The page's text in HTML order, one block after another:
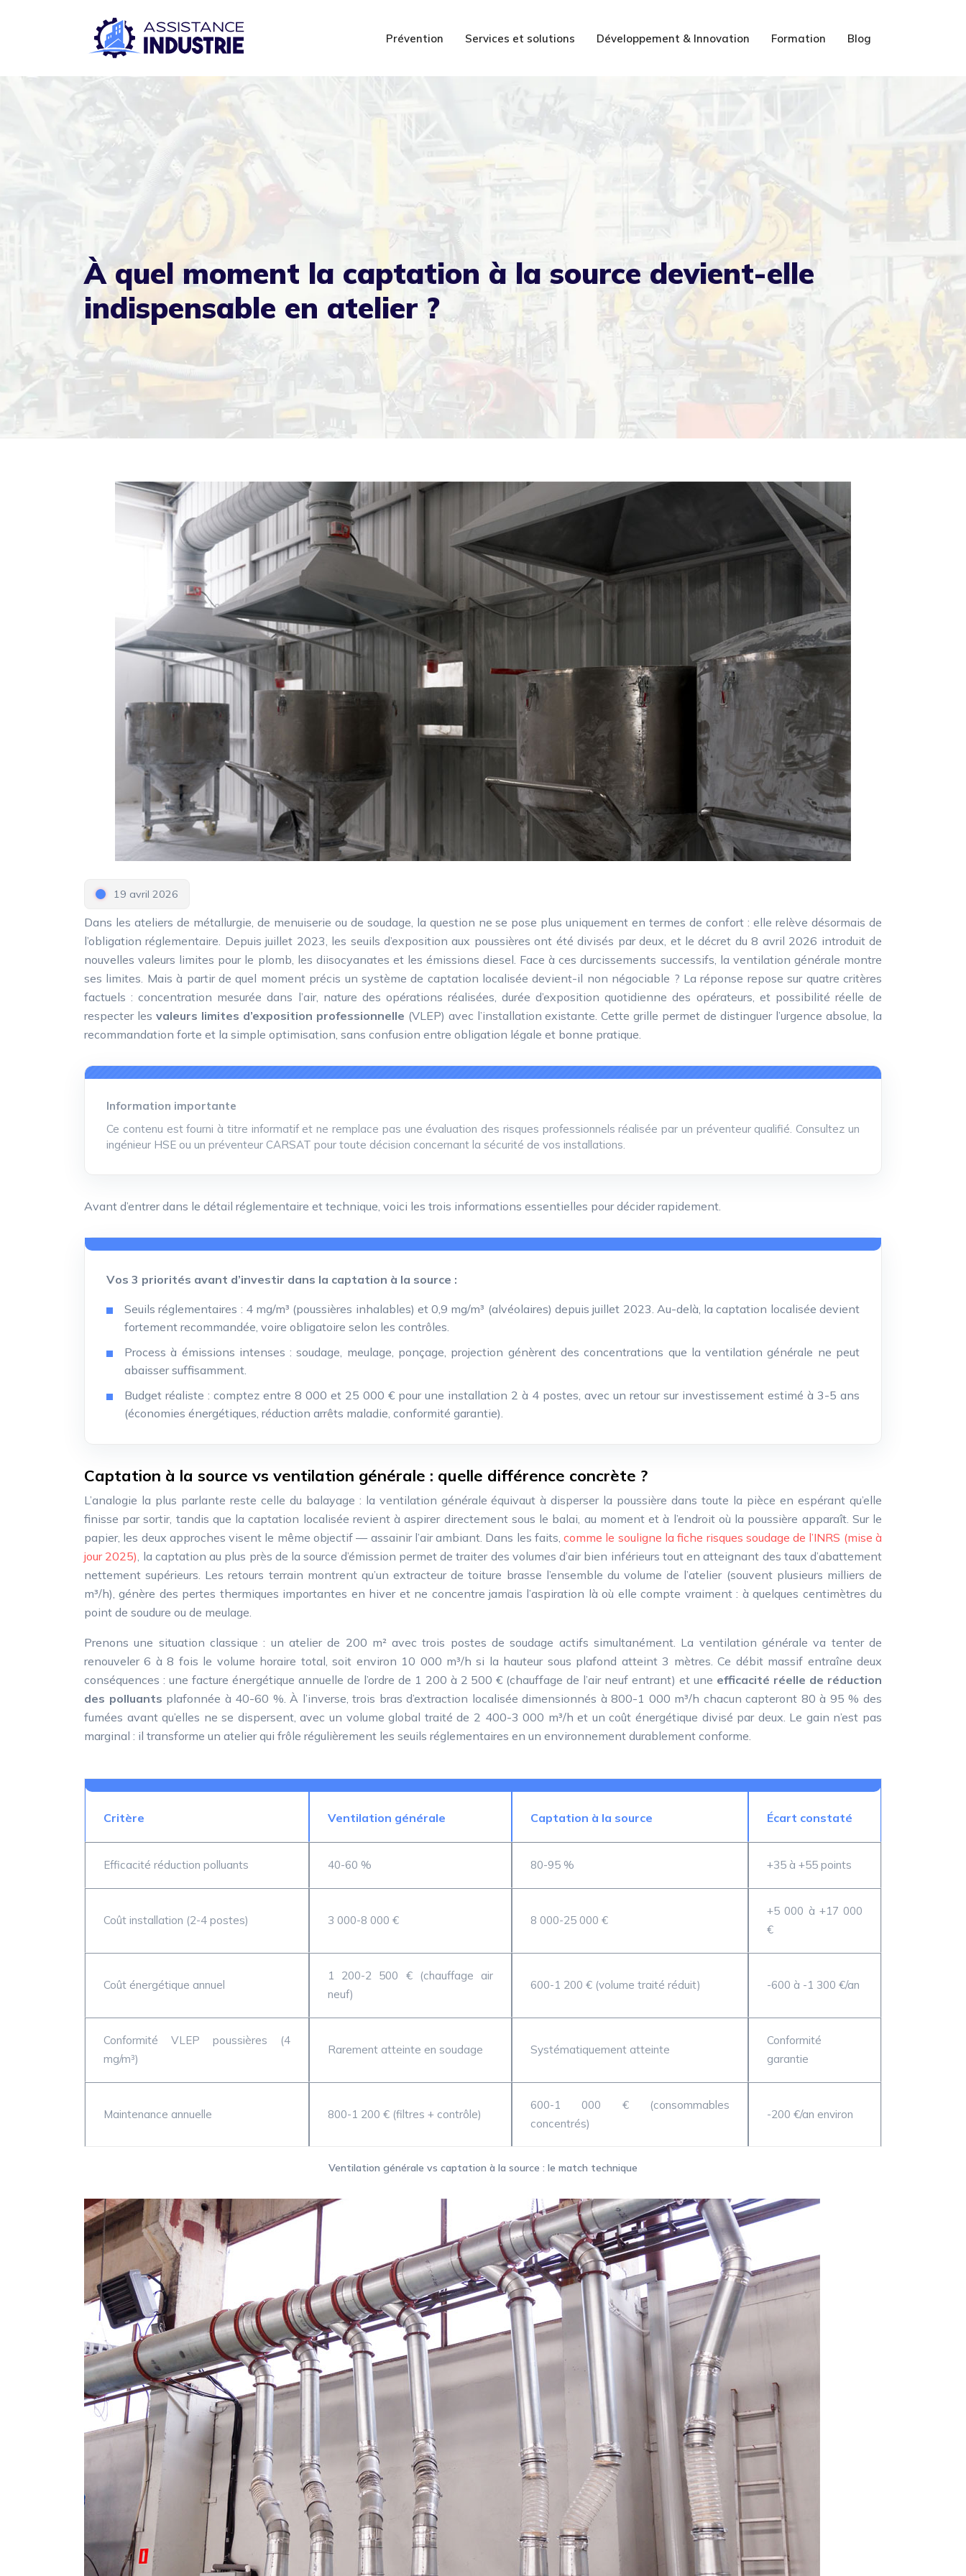
Prévention Services et solutions Développement & Innovation Formation Blog
À quel moment la captation à la source devient-elle
indispensable en atelier ?
19 avril 2026
Dans les ateliers de métallurgie, de menuiserie ou de soudage, la question ne se pose plus uniquement en termes de confort : elle relève désormais de
l’obligation réglementaire. Depuis juillet 2023, les seuils d’exposition aux poussières ont été divisés par deux, et le décret du 8 avril 2026 introduit de
nouvelles valeurs limites pour le plomb, les diisocyanates et les émissions diesel. Face à ces durcissements successifs, la ventilation générale montre
ses limites. Mais à partir de quel moment précis un système de captation localisée devient-il non négociable ? La réponse repose sur quatre critères
factuels : concentration mesurée dans l’air, nature des opérations réalisées, durée d’exposition quotidienne des opérateurs, et possibilité réelle de
respecter les valeurs limites d’exposition professionnelle (VLEP) avec l’installation existante. Cette grille permet de distinguer l’urgence absolue, la
recommandation forte et la simple optimisation, sans confusion entre obligation légale et bonne pratique.
Information importante
Ce contenu est fourni à titre informatif et ne remplace pas une évaluation des risques professionnels réalisée par un préventeur qualifié. Consultez un
ingénieur HSE ou un préventeur CARSAT pour toute décision concernant la sécurité de vos installations.
Avant d’entrer dans le détail réglementaire et technique, voici les trois informations essentielles pour décider rapidement.
Vos 3 priorités avant d’investir dans la captation à la source :
Seuils réglementaires : 4 mg/m³ (poussières inhalables) et 0,9 mg/m³ (alvéolaires) depuis juillet 2023. Au-delà, la captation localisée devient
fortement recommandée, voire obligatoire selon les contrôles.
Process à émissions intenses : soudage, meulage, ponçage, projection génèrent des concentrations que la ventilation générale ne peut
abaisser suffisamment.
Budget réaliste : comptez entre 8 000 et 25 000 € pour une installation 2 à 4 postes, avec un retour sur investissement estimé à 3-5 ans
(économies énergétiques, réduction arrêts maladie, conformité garantie).
Captation à la source vs ventilation générale : quelle différence concrète ?
L’analogie la plus parlante reste celle du balayage : la ventilation générale équivaut à disperser la poussière dans toute la pièce en espérant qu’elle
finisse par sortir, tandis que la captation localisée revient à aspirer directement sous le balai, au moment et à l’endroit où la poussière apparaît. Sur le
papier, les deux approches visent le même objectif — assainir l’air ambiant. Dans les faits,comme le souligne la fiche risques soudage de l’INRS (mise à
jour 2025), la captation au plus près de la source d’émission permet de traiter des volumes d’air bien inférieurs tout en atteignant des taux d’abattement
nettement supérieurs. Les retours terrain montrent qu’un extracteur de toiture brasse l’ensemble du volume de l’atelier (souvent plusieurs milliers de
m³/h), génère des pertes thermiques importantes en hiver et ne concentre jamais l’aspiration là où elle compte vraiment : à quelques centimètres du
point de soudure ou de meulage.
Prenons une situation classique : un atelier de 200 m² avec trois postes de soudage actifs simultanément. La ventilation générale va tenter de
renouveler 6 à 8 fois le volume horaire total, soit environ 10 000 m³/h si la hauteur sous plafond atteint 3 mètres. Ce débit massif entraîne deux
conséquences : une facture énergétique annuelle de l’ordre de 1 200 à 2 500 € (chauffage de l’air neuf entrant) et une efficacité réelle de réduction
des polluants plafonnée à 40-60 %. À l’inverse, trois bras d’extraction localisée dimensionnés à 800-1 000 m³/h chacun capteront 80 à 95 % des
fumées avant qu’elles ne se dispersent, avec un volume global traité de 2 400-3 000 m³/h et un coût énergétique divisé par deux. Le gain n’est pas
marginal : il transforme un atelier qui frôle régulièrement les seuils réglementaires en un environnement durablement conforme.
Ventilation générale vs captation à la source : le match technique
Critère Ventilation générale Captation à la source Écart constaté
Efficacité réduction polluants 40-60 % 80-95 % +35 à +55 points
Coût installation (2-4 postes) 3 000-8 000 € 8 000-25 000 €
+5 000 à +17 000
€
Coût énergétique annuel
1 200-2 500 € (chauffage air
neuf)
600-1 200 € (volume traité réduit) -600 à -1 300 €/an
Conformité VLEP poussières (4
mg/m³)
Rarement atteinte en soudage Systématiquement atteinte
Conformité
garantie
Maintenance annuelle 800-1 200 € (filtres + contrôle)
600-1 000 € (consommables
concentrés)
-200 €/an environ